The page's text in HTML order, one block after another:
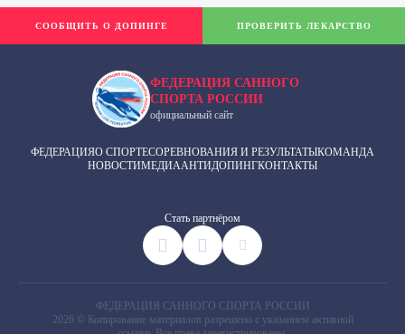
ФЕДЕРАЦИЯ САННОГО
СПОРТА РОССИИ
официальный сайт
ФЕДЕРАЦИЯО СПОРТЕСОРЕВНОВАНИЯ И РЕЗУЛЬТАТЫКОМАНДА
НОВОСТИМЕДИААНТИДОПИНГКОНТАКТЫ
Cтать партнёром
СООБЩИТЬ О ДОПИНГЕ ПРОВЕРИТЬ ЛЕКАРСТВО
ФЕДЕРАЦИЯ САННОГО СПОРТА РОССИИ
2026 © Копирование материалов разрешено с указанием активной